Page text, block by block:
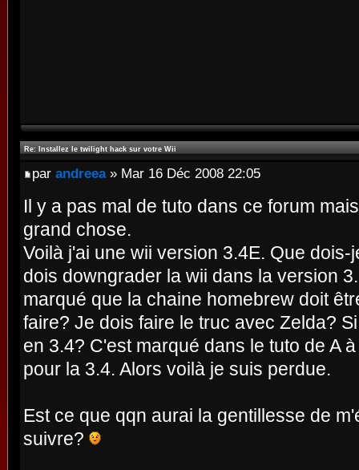
Re: Installez le twilight hack sur votre Wii
par andreea» Mar 16 Déc 2008 22:05
Il y a pas mal de tuto dans ce forum
grand chose.
Voilà j'ai une wii version 3.4E. Que
dois downgrader la wii dans la version
marqué que la chaine homebrew doit
faire? Je dois faire le truc avec Zelda?
en 3.4? C'est marqué dans le tuto de A
pour la 3.4. Alors voilà je suis perdue.
Est ce que qqn aurai la gentillesse de
suivre?